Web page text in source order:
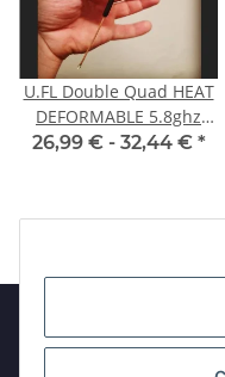
U.FL Double Quad HEAT
DEFORMABLE 5.8ghz
LHCP for DJI HD FPV
26,99 € - 32,44 € *